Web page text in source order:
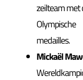
zeilteam met
Olympische
medailles.
Mickaël